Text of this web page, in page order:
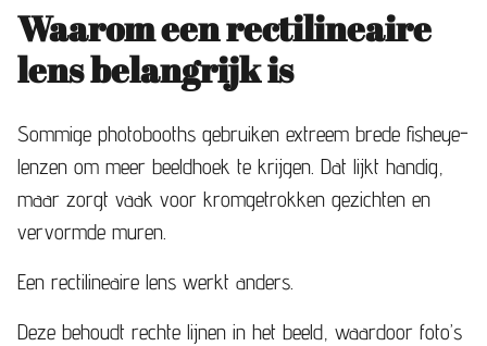
Waarom een rectilineaire
lens belangrijk is
Sommige photobooths gebruiken extreem brede fisheye-
lenzen om meer beeldhoek te krijgen. Dat lijkt handig,
maar zorgt vaak voor kromgetrokken gezichten en
vervormde muren.
Een rectilineaire lens werkt anders.
Deze behoudt rechte lijnen in het beeld, waardoor foto’s